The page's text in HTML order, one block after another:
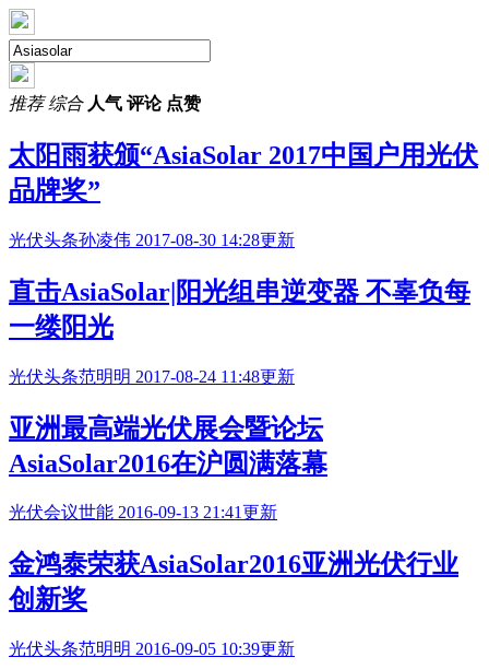
推荐 综合 人气 评论 点赞
太阳雨获颁“AsiaSolar 2017中国户用光伏
品牌奖”
光伏头条孙凌伟 2017-08-30 14:28更新
直击AsiaSolar|阳光组串逆变器 不辜负每
一缕阳光
光伏头条范明明 2017-08-24 11:48更新
亚洲最高端光伏展会暨论坛
AsiaSolar2016在沪圆满落幕
光伏会议世能 2016-09-13 21:41更新
金鸿泰荣获AsiaSolar2016亚洲光伏行业
创新奖
光伏头条范明明 2016-09-05 10:39更新